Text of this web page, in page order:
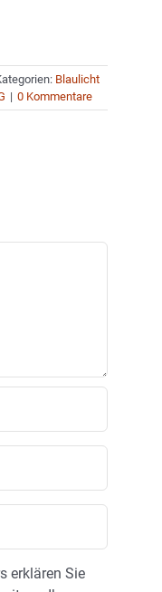
Blaulicht
| 0 Kommentare
erklären Sie